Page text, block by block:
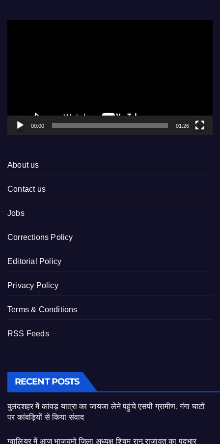
00:00 01:26
About us
Contact us
Jobs
Corrections Policy
Editorial Policy
Privacy Policy
Terms & Conditions
RSS Feeds
RECENT POSTS
बुलंदशहर में कांवड़ यात्रा का जायजा लेने पहुंचे एसपी ग्रामीण, गंगा घाटों
पर कांवड़ियों से किया संवाद
ग्वालियर में आज भाजयुमो जिला अध्यक्ष शिवम रानू राजावत का पदभार